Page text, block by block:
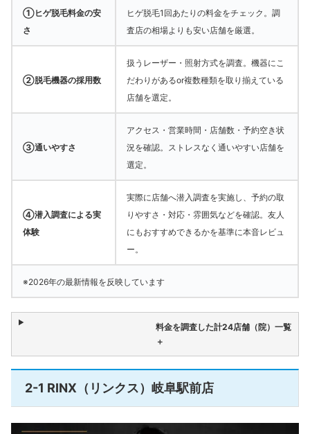
①ヒゲ脱毛料金の安
さ
ヒゲ脱毛1回あたりの料金をチェック。調
査店の相場よりも安い店舗を厳選。
②脱毛機器の採用数
扱うレーザー・照射方式を調査。機器にこ
だわりがあるor複数種類を取り揃えている
店舗を選定。
③通いやすさ
アクセス・営業時間・店舗数・予約空き状
況を確認。ストレスなく通いやすい店舗を
選定。
④潜入調査による実
体験
実際に店舗へ潜入調査を実施し、予約の取
りやすさ・対応・雰囲気などを確認。友人
にもおすすめできるかを基準に本音レビュ
ー。
※2026年の最新情報を反映しています
料金を調査した計24店舗（院）一覧
＋
2-1 RINX（リンクス）岐阜駅前店